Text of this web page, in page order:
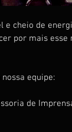
e cheio de
por mais
equipe:
de